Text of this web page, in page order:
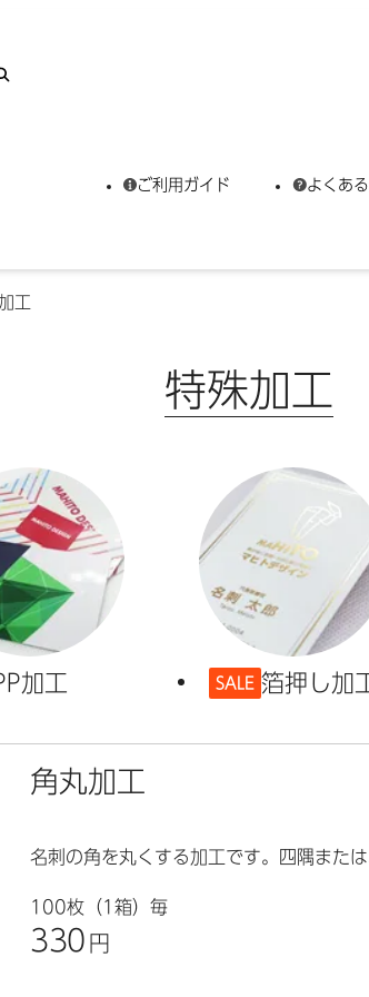
ご利用ガイド よくあ
工
特殊加工
加工 SALE 箔押し加
角丸加工
名刺の角を丸くする加工です。四隅また
100枚（1箱）毎
330 円